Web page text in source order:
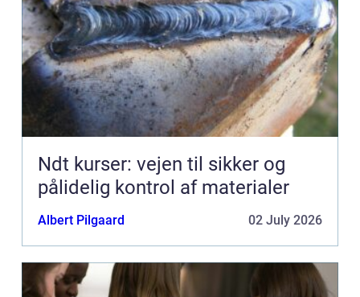
Ndt kurser: vejen til sikker og
pålidelig kontrol af materialer
Albert Pilgaard 02 July 2026